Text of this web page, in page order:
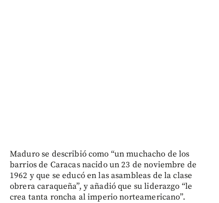
Maduro se describió como “un muchacho de los
barrios de Caracas nacido un 23 de noviembre de
1962 y que se educó en las asambleas de la clase
obrera caraqueña”, y añadió que su liderazgo “le
crea tanta roncha al imperio norteamericano”.